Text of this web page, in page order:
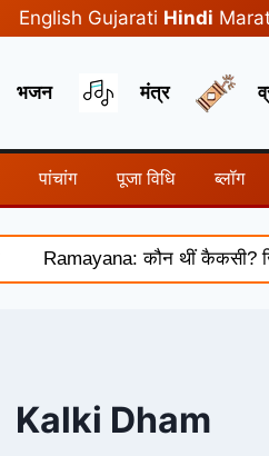
English Gujarati Hindi
भजन मंत्र
पांचांग पूजा विधि ब्लॉग
Ramayana: कौन थीं कैकसी?
Kalki Dham